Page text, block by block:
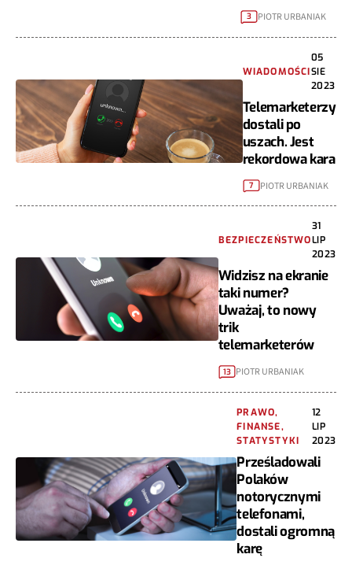
3 PIOTR URBANIAK
WIADOMOŚCI
05
SIE
2023
Telemarketerzy
dostali po
uszach. Jest
rekordowa kara
7 PIOTR URBANIAK
BEZPIECZEŃSTWO
31
LIP
2023
Widzisz na ekranie
taki numer?
Uważaj, to nowy
trik
telemarketerów
13 PIOTR URBANIAK
PRAWO,
FINANSE,
STATYSTYKI
12
LIP
2023
Prześladowali
Polaków
notorycznymi
telefonami,
dostali ogromną
karę